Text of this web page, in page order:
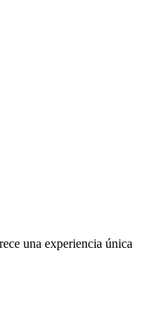
una experiencia única